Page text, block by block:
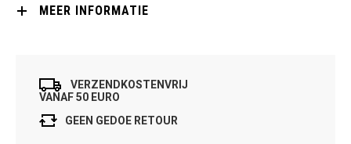
MEER INFORMATIE
VERZENDKOSTENVRIJ
VANAF 50 EURO
GEEN GEDOE RETOUR